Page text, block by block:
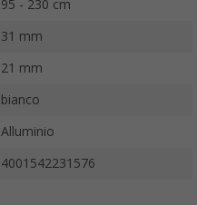
95 - 230 cm
31 mm
21 mm
bianco
Alluminio
4001542231576